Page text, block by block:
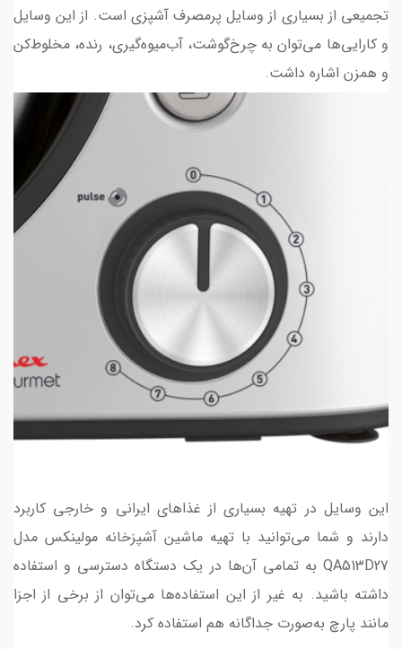
تجمیعی از بسیاری از وسایل پرمصرف آشپزی است. از این وسایل
و کارایی‌ها می‌توان به چرخ‌گوشت، آب‌میوه‌گیری، رنده، مخلوط‌کن
و همزن اشاره داشت.
این وسایل در تهیه بسیاری از غذاهای ایرانی و خارجی کاربرد
دارند و شما می‌توانید با تهیه ماشین آشپزخانه مولینکس مدل
QA513D27 به تمامی آن‌ها در یک دستگاه دسترسی و استفاده
داشته باشید. به غیر از این استفاده‌ها می‌توان از برخی از اجزا
مانند پارچ به‌صورت جداگانه هم استفاده کرد.